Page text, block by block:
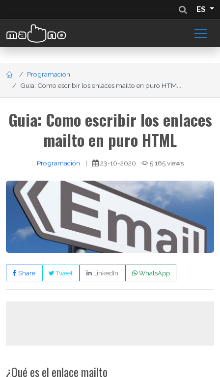
ES
Programación
Guia: Como escribir los enlaces mailto en puro HTM...
Guia: Como escribir los enlaces
mailto en puro HTML
Programación | 23-10-2020 5,165 views
Share Tweet LinkedIn WhatsApp
¿Qué es el enlace mailto